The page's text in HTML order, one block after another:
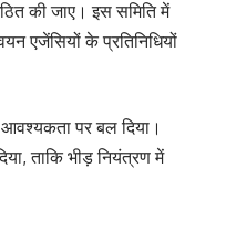
की जाए। इस समिति में
एजेंसियों के प्रतिनिधियों
पर बल दिया।
ताकि भीड़ नियंत्रण में